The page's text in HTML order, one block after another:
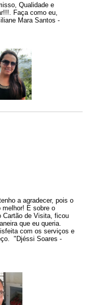
Qualidade e
Faça como eu,
Mara Santos -
a agradecer, pois o
melhor! E sobre o
Cartão de Visita, ficou
que eu queria.
com os serviços e
. " Djéssi Soares -